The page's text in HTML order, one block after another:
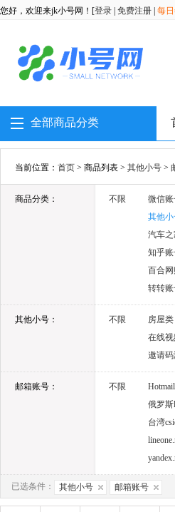
您好，欢迎来jk小号网！[登录 免费注册 每日
全部商品分类
当前位置： 首页 > 商品列表 > 其他小号 >
商品分类： 不限 微信
其他
汽车
知乎
百合
转转
其他小号： 不限 房屋类
在线
邀请
邮箱账号： 不限
俄罗斯
台湾
已选条件： 其他小号 邮箱账号